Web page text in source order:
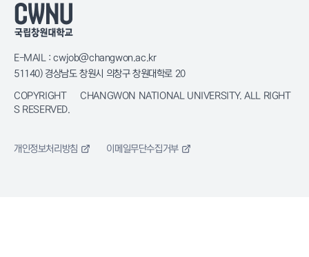
E-MAIL : cwjob@changwon.ac.kr
51140) 경상남도 창원시 의창구 창원대학로 20
COPYRIGHT © CHANGWON NATIONAL UNIVERSITY. ALL RIGHT
S RESERVED.
개인정보처리방침 이메일무단수집거부